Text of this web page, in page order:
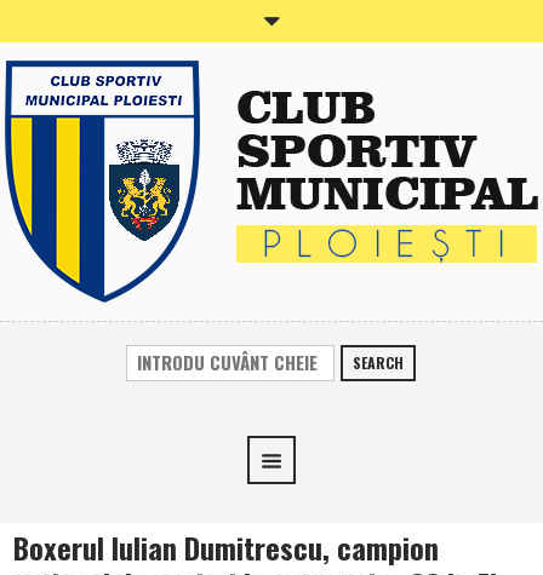
SEARCH
Boxerul Iulian Dumitrescu, campion